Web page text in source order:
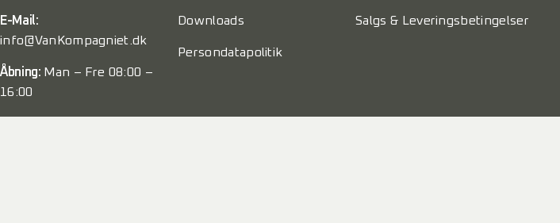
E-Mail:
info@VanKompagniet.dk
Åbning: Man – Fre 08:00 –
16:00
Downloads
Persondatapolitik
Salgs & Leveringsbetingelser